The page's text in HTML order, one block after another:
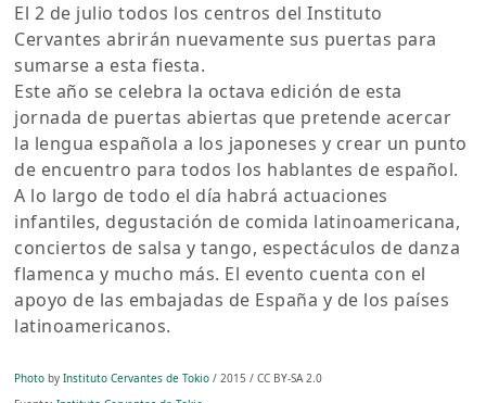
El 2 de julio todos los centros del Instituto
Cervantes abrirán nuevamente sus puertas para
sumarse a esta fiesta.
Este año se celebra la octava edición de esta
jornada de puertas abiertas que pretende acercar
la lengua española a los japoneses y crear un punto
de encuentro para todos los hablantes de español.
A lo largo de todo el día habrá actuaciones
infantiles, degustación de comida latinoamericana,
conciertos de salsa y tango, espectáculos de danza
flamenca y mucho más. El evento cuenta con el
apoyo de las embajadas de España y de los países
latinoamericanos.
Photo byInstituto Cervantes de Tokio / 2015 / CC BY-SA 2.0